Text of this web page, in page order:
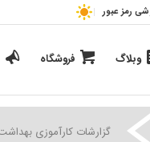
رمز عبور
وبلاگ فروشگاه
گزارشات کارآموزی